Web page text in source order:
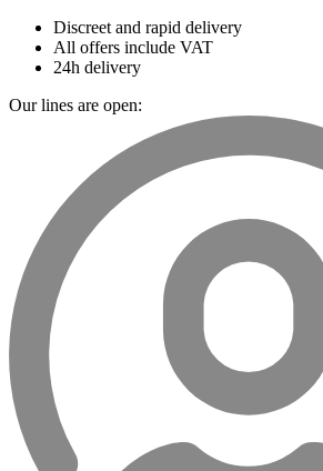
Discreet and rapid delivery
All offers include VAT
24h delivery
Our lines are open: